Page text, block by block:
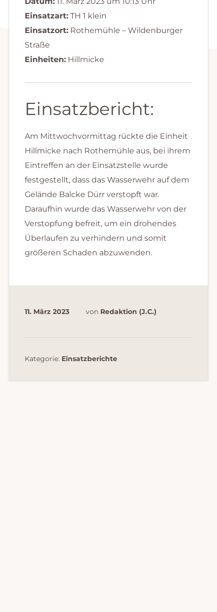
Einsatzart:TH 1 klein
Einsatzort:Rothemühle – Wildenburger
Straße
Einheiten:Hillmicke
Einsatzbericht:
Am Mittwochvormittag rückte die Einheit
Hillmicke nach Rothemühle aus, bei ihrem
Eintreffen an der Einsatzstelle wurde
festgestellt, dass das Wasserwehr auf dem
Gelände Balcke Dürr verstopft war.
Daraufhin wurde das Wasserwehr von der
Verstopfung befreit, um ein drohendes
Überlaufen zu verhindern und somit
größeren Schaden abzuwenden.
11. März 2023 von Redaktion (J.C.)
Kategorie: Einsatzberichte